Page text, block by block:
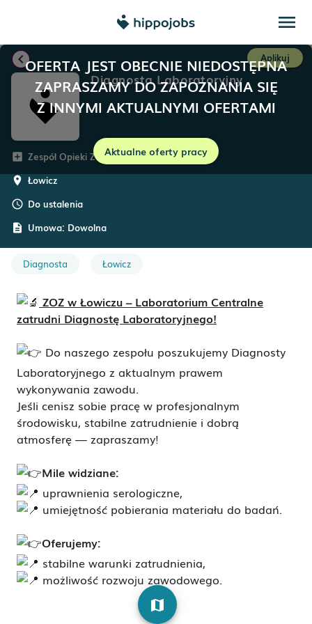
menu
OFERTA JEST OBECNIE NIEDOSTĘPNA
ZAPRASZAMY DO ZAPOZNANIA SIĘ
Z INNYMI AKTUALNYMI OFERTAMI
Aktualne oferty pracy
chevron_left Aplikuj
Diagnosta Laboratoryjny
add_box Zespół Opieki Zdrowotnej w Łowiczu
room Łowicz
schedule Do ustalenia
description Umowa: Dowolna
Diagnosta Łowicz
ZOZ w Łowiczu – Laboratorium Centralne
zatrudni Diagnostę Laboratoryjnego!
Do naszego zespołu poszukujemy Diagnosty
Laboratoryjnego z aktualnym prawem
wykonywania zawodu.
Jeśli cenisz sobie pracę w profesjonalnym
środowisku, stabilne zatrudnienie i dobrą
atmosferę — zapraszamy!
Mile widziane:
uprawnienia serologiczne,
umiejętność pobierania materiału do badań.
Oferujemy:
stabilne warunki zatrudnienia,
możliwość rozwoju zawodowego.
map